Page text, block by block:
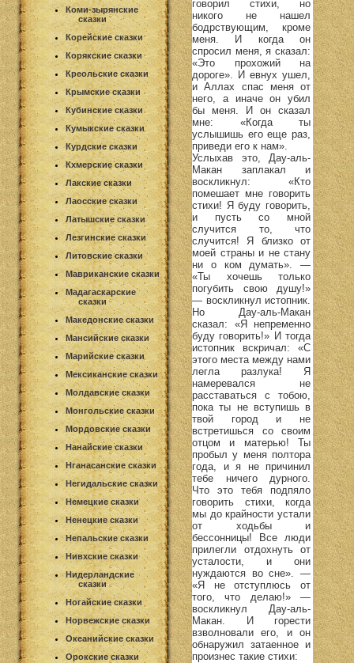
Коми-зырянские
сказки
Корейские сказки
Корякские сказки
Креольские сказки
Крымские сказки
Кубинские сказки
Кумыкские сказки
Курдские сказки
Кхмерские сказки
Лакские сказки
Лаосские сказки
Латышские сказки
Лезгинские сказки
Литовские сказки
Мавриканские сказки
Мадагаскарские
сказки
Македонские сказки
Мансийские сказки
Марийские сказки
Мексиканские сказки
Молдавские сказки
Монгольские сказки
Мордовские сказки
Нанайские сказки
Нганасанские сказки
Негидальские сказки
Немецкие сказки
Ненецкие сказки
Непальские сказки
Нивхские сказки
Нидерландские
сказки
Ногайские сказки
Норвежские сказки
Океанийские сказки
Орокские сказки
говорил стихи, но
никого не нашел
бодрствующим, кроме
меня. И когда он
спросил меня, я сказал:
«Это прохожий на
дороге». И евнух ушел,
и Аллах спас меня от
него, а иначе он убил
бы меня. И он сказал
мне: «Когда ты
услышишь его еще раз,
приведи его к нам».
Услыхав это, Дау-аль-
Макан заплакал и
воскликнул: «Кто
помешает мне говорить
стихи! Я буду говорить,
и пусть со мной
случится то, что
случится! Я близко от
моей страны и не стану
ни о ком думать». —
«Ты хочешь только
погубить свою душу!»
— воскликнул истопник.
Но Дау-аль-Макан
сказал: «Я непременно
буду говорить!» И тогда
истопник вскричал: «С
этого места между нами
легла разлука! Я
намеревался не
расставаться с тобою,
пока ты не вступишь в
твой город и не
встретишься со своим
отцом и матерью! Ты
пробыл у меня полтора
года, и я не причинил
тебе ничего дурного.
Что это тебя подпяло
говорить стихи, когда
мы до крайности устали
от ходьбы и
бессонницы! Все люди
прилегли отдохнуть от
усталости, и они
нуждаются во сне». —
«Я не отступлюсь от
того, что делаю!» —
воскликнул Дау-аль-
Макан. И горести
взволновали его, и он
обнаружил затаенное и
произнес такие стихи: